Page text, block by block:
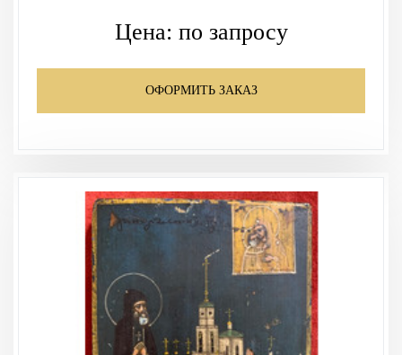
Цена: по запросу
ОФОРМИТЬ ЗАКАЗ